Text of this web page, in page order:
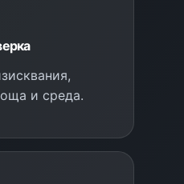
и среда.